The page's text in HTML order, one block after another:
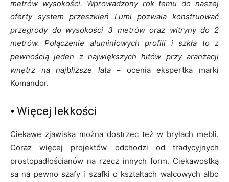
metrów wysokości. Wprowadzony rok temu do naszej
oferty system przeszkleń Lumi pozwala konstruować
przegrody do wysokości 3 metrów oraz witryny do 2
metrów. Połączenie aluminiowych profili i szkła to z
pewnością jeden z największych hitów przy aranżacji
wnętrz na najbliższe lata– ocenia ekspertka marki
Komandor.
⦁ Więcej lekkości
Ciekawe zjawiska można dostrzec też w bryłach mebli.
Coraz więcej projektów odchodzi od tradycyjnych
prostopadłościanów na rzecz innych form. Ciekawostką
są na pewno szafy i szafki o kształtach walcowych albo